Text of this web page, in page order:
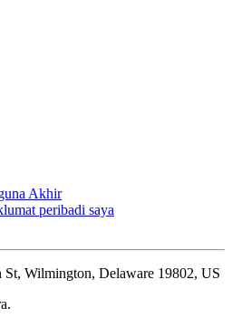
Akhir
peribadi saya
Wilmington, Delaware 19802, US